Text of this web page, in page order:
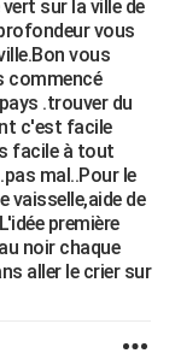
sur la ville de
vous
vous
commencé
.trouver du
c'est facile
facile à tout
mal..Pour le
vaisselle,aide de
première
noir chaque
aller le crier sur